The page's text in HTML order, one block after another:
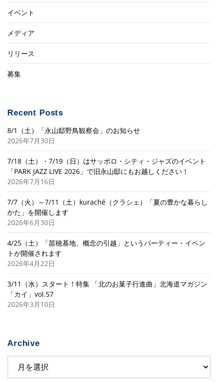
イベント
メディア
リリース
募集
Recent Posts
8/1（土）「永山邸野鳥観察会」のお知らせ
2026年7月30日
7/18（土）・7/19（日）はサッポロ・シティ・ジャズのイベント
「PARK JAZZ LIVE 2026」で旧永山邸にもお越しください！
2026年7月16日
7/7（火）～7/11（土）kuraché（クラシェ）「夏の豊かな暮らし
かた」を開催します
2026年6月30日
4/25（土）「苗穂基地、概念の引越」というパーティー・イベン
トが開催されます
2026年4月22日
3/11（水）スタート！特集 「北のお菓子行進曲」北海道マガジン
「カイ」vol.57
2026年3月10日
Archive